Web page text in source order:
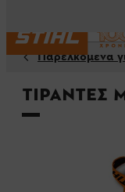
Παρελκόμενα
Τιράντες